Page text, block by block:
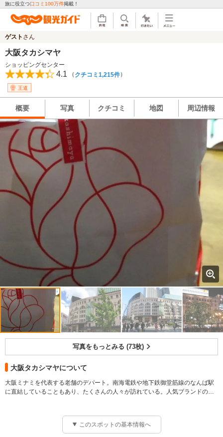
旅に役立つ口コミ100万件掲載！
ゲスト さん
大阪タカシマヤ
ショッピングセンター
4.1 （ クチコミ1,215件）
王道
概要 写真 クチコミ 地図 周辺情報
写真をもっとみる (73枚)
大阪タカシマヤについて
大阪ミナミを代表する老舗のデパート。南海電鉄や地下鉄御堂筋線のなんば駅
に直結していることもあり、たくさんの人々が訪れている。人気ブランドのフ
このスポットの基本情報へ